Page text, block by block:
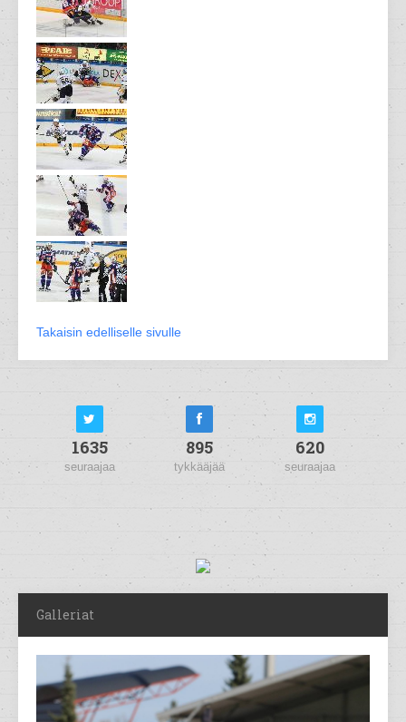
Takaisin edelliselle sivulle
1635
seuraajaa
895
tykkääjää
620
seuraajaa
Galleriat